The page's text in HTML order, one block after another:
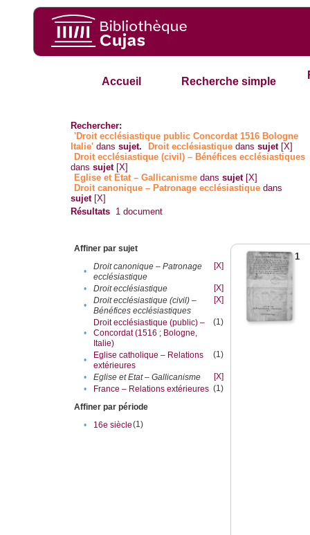
Accueil Recherche simple
Rechercher:
'Droit ecclésiastique public Concordat 1516 Bologne
Italie' danssujet. Droit ecclésiastique danssujet [X]
Droit ecclésiastique (civil) – Bénéfices ecclésiastiques
danssujet [X]
Eglise et Etat – Gallicanisme danssujet [X]
Droit canonique – Patronage ecclésiastique dans
sujet [X]
Résultats 1 document
Affiner par sujet
•
Droit canonique – Patronage
ecclésiastique
[X]
• Droit ecclésiastique
[X]
•
Droit ecclésiastique (civil) –
Bénéfices ecclésiastiques
[X]
•
Droit ecclésiastique (public) –
Concordat (1516 ; Bologne,
Italie)
(1)
•
Eglise catholique – Relations
extérieures
(1)
• Eglise et Etat – Gallicanisme
[X]
•
France – Relations extérieures (1)
Affiner par période
•
16e siècle(1)
1